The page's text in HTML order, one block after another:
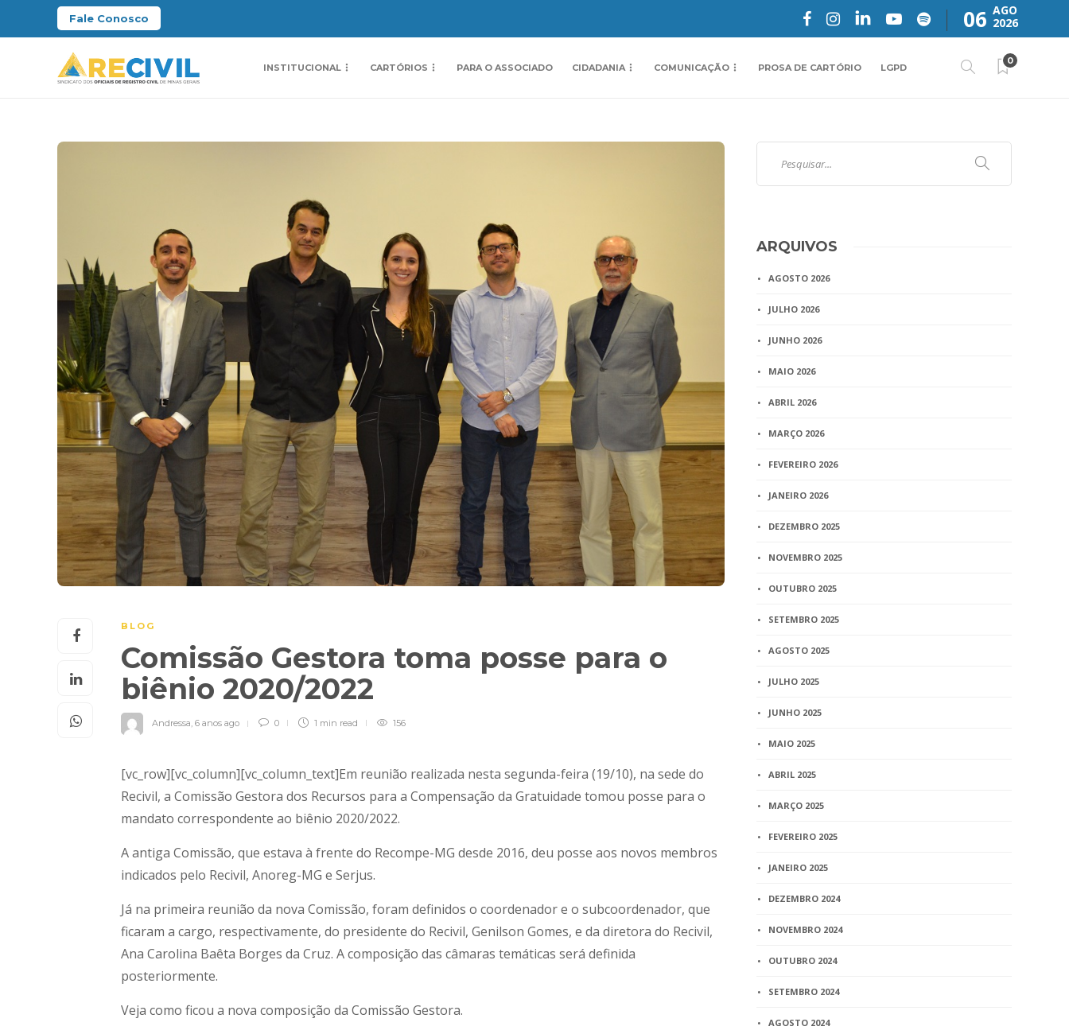
Fale Conosco 06 AGO
2026
INSTITUCIONAL CARTÓRIOS PARA O ASSOCIADO CIDADANIA COMUNICAÇÃO PROSA DE CARTÓRIO LGPD
0
BLOG
Comissão Gestora toma posse para o
biênio 2020/2022
Andressa 6 anos ago 0 1 min read 156
[vc_row][vc_column][vc_column_text]Em reunião realizada nesta segunda-feira (19/10), na sede do
Recivil, a Comissão Gestora dos Recursos para a Compensação da Gratuidade tomou posse para o
mandato correspondente ao biênio 2020/2022.
A antiga Comissão, que estava à frente do Recompe-MG desde 2016, deu posse aos novos membros
indicados pelo Recivil, Anoreg-MG e Serjus.
Já na primeira reunião da nova Comissão, foram definidos o coordenador e o subcoordenador, que
ficaram a cargo, respectivamente, do presidente do Recivil, Genilson Gomes, e da diretora do Recivil,
Ana Carolina Baêta Borges da Cruz. A composição das câmaras temáticas será definida
posteriormente.
Veja como ficou a nova composição da Comissão Gestora.
ARQUIVOS
AGOSTO 2026
JULHO 2026
JUNHO 2026
MAIO 2026
ABRIL 2026
MARÇO 2026
FEVEREIRO 2026
JANEIRO 2026
DEZEMBRO 2025
NOVEMBRO 2025
OUTUBRO 2025
SETEMBRO 2025
AGOSTO 2025
JULHO 2025
JUNHO 2025
MAIO 2025
ABRIL 2025
MARÇO 2025
FEVEREIRO 2025
JANEIRO 2025
DEZEMBRO 2024
NOVEMBRO 2024
OUTUBRO 2024
SETEMBRO 2024
AGOSTO 2024